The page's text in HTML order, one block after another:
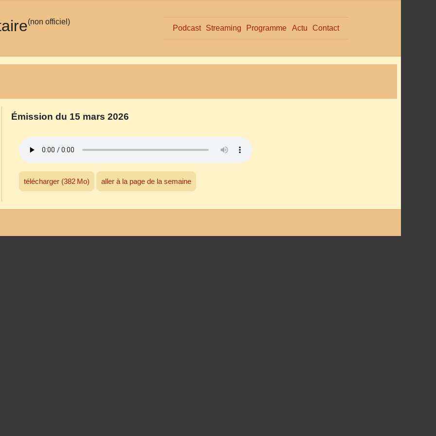
(non officiel)
Podcast Streaming Programme Actu Contact
Émission du 15 mars 2026
télécharger (382 Mo) aller à la page de la semaine